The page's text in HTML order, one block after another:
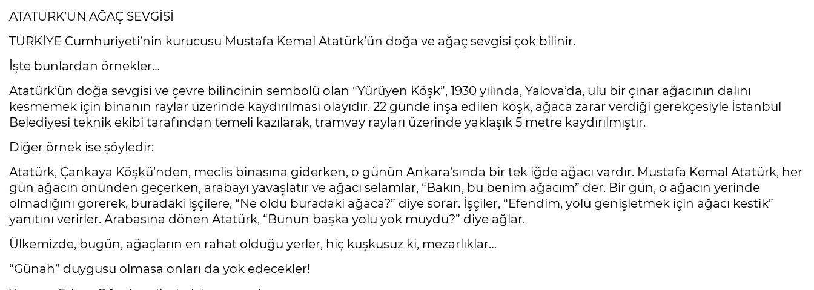
ATATÜRK’ÜN AĞAÇ SEVGİSİ
TÜRKİYE Cumhuriyeti’nin kurucusu Mustafa Kemal Atatürk’ün doğa ve ağaç sevgisi çok bilinir.
İşte bunlardan örnekler…
Atatürk’ün doğa sevgisi ve çevre bilincinin sembolü olan “Yürüyen Köşk”, 1930 yılında, Yalova’da, ulu bir çınar ağacının dalını
kesmemek için binanın raylar üzerinde kaydırılması olayıdır. 22 günde inşa edilen köşk, ağaca zarar verdiği gerekçesiyle İstanbul
Belediyesi teknik ekibi tarafından temeli kazılarak, tramvay rayları üzerinde yaklaşık 5 metre kaydırılmıştır.
Diğer örnek ise şöyledir:
Atatürk, Çankaya Köşkü’nden, meclis binasına giderken, o günün Ankara’sında bir tek iğde ağacı vardır. Mustafa Kemal Atatürk, her
gün ağacın önünden geçerken, arabayı yavaşlatır ve ağacı selamlar, “Bakın, bu benim ağacım” der. Bir gün, o ağacın yerinde
olmadığını görerek, buradaki işçilere, “Ne oldu buradaki ağaca?” diye sorar. İşçiler, “Efendim, yolu genişletmek için ağacı kestik”
yanıtını verirler. Arabasına dönen Atatürk, “Bunun başka yolu yok muydu?” diye ağlar.
Ülkemizde, bugün, ağaçların en rahat olduğu yerler, hiç kuşkusuz ki, mezarlıklar…
“Günah” duygusu olmasa onları da yok edecekler!